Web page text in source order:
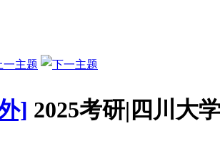
] 2025考研|四川大